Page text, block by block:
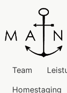
Team
Homestaging